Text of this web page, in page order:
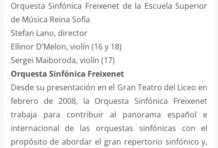
Orquesta Sinfónica Freixenet de la Escuela Superior
de Música Reina Sofía
Stefan Lano, director
Ellinor D’Melon, violín (16 y 18)
Sergei Maiboroda, violín (17)
Orquesta Sinfónica Freixenet
Desde su presentación en el Gran Teatro del Liceo en
febrero de 2008, la Orquesta Sinfónica Freixenet
trabaja para contribuir al panorama español e
internacional de las orquestas sinfónicas con el
propósito de abordar el gran repertorio sinfónico y,